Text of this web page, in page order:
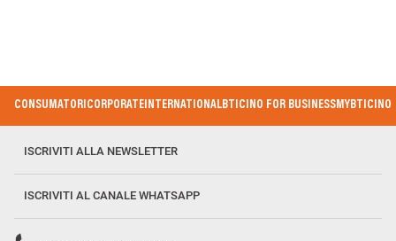
Footer
CONSUMATORICORPORATEINTERNATIONALBTICINO FOR BUSINESSMYBTICINO
ISCRIVITI ALLA NEWSLETTER
ISCRIVITI AL CANALE WHATSAPP